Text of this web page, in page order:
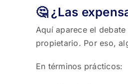
🤔 ¿Las
Aquí aparece el
propietario. Por eso,
En términos prácticos: